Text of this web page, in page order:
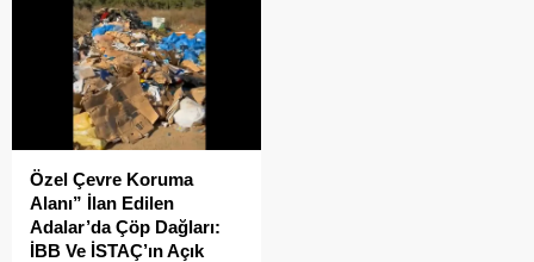
Özel Çevre Koruma
Alanı” İlan Edilen
Adalar’da Çöp Dağları:
İBB Ve İSTAÇ’ın Açık